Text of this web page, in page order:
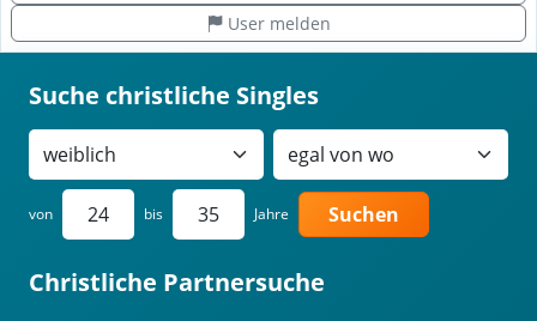
User melden
Suche christliche Singles
von bis Jahre Suchen
Christliche Partnersuche